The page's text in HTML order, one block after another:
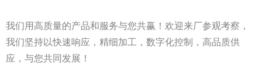
我们用高质量的产品和服务与您共赢！欢迎来厂参观考察，
我们坚持以快速响应，精细加工，数字化控制，高品质供
应，与您共同发展！